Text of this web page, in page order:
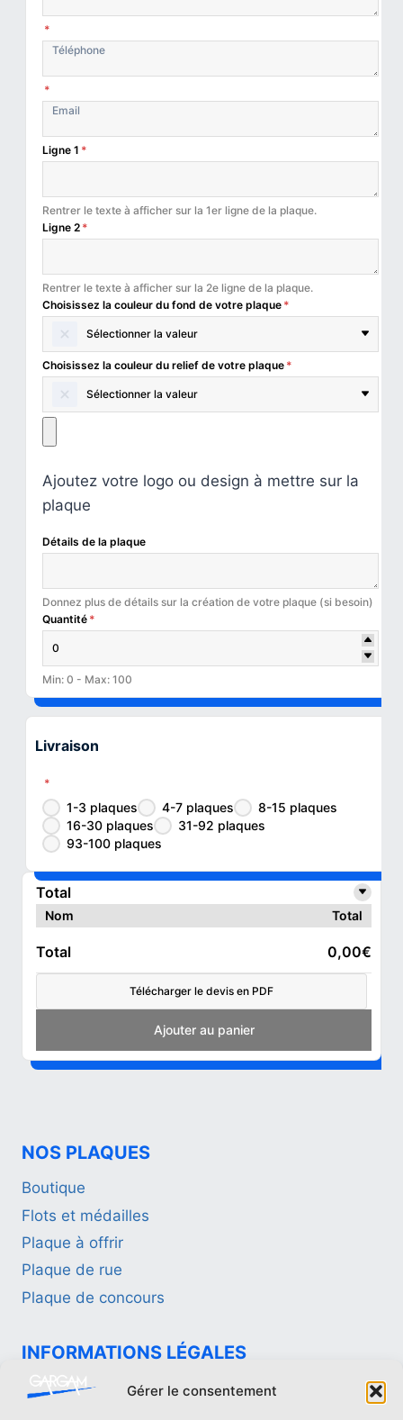
Gérer le consentement
*
*
Ligne 1 *
Rentrer le texte à afficher sur la 1er ligne de la plaque.
Ligne 2 *
Rentrer le texte à afficher sur la 2e ligne de la plaque.
Choisissez la couleur du fond de votre plaque *
Sélectionner la valeur
Choisissez la couleur du relief de votre plaque *
Sélectionner la valeur
Ajoutez votre logo ou design à mettre sur la
plaque
Détails de la plaque
Donnez plus de détails sur la création de votre plaque (si besoin)
Quantité *
Min: 0 - Max: 100
Livraison
*
1-3 plaques 4-7 plaques
8-15 plaques
16-30 plaques
31-92 plaques
93-100 plaques
Total
Nom Total
Total 0,00€
Télécharger le devis en PDF
Add to cart
NOS PLAQUES
Boutique
Flots et médailles
Plaque à offrir
Plaque de rue
Plaque de concours
INFORMATIONS LÉGALES
Politique de confidentialité